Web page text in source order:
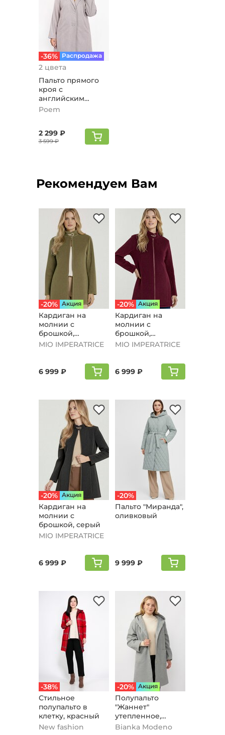
-36% Распродажа
2 цвета
Пальто прямого
кроя с
английским
воротником,
Poem
2 299 ₽
3 599 ₽
Рекомендуем Вам
-20% Aкция
Кардиган на
молнии с
брошкой,
оливковый
MIO IMPERATRICE
6 999 ₽
-20% Aкция
Кардиган на
молнии с
брошкой,
бордовый
MIO IMPERATRICE
6 999 ₽
-20% Aкция
Кардиган на
молнии с
брошкой, серый
MIO IMPERATRICE
6 999 ₽
-20%
Пальто "Мирaнда",
оливковый
9 999 ₽
-38%
Стильное
полупальто в
клетку, красный
New fashion
-20% Aкция
Полупальто
"Жаннет"
утепленное,
серый
Bianka Modeno